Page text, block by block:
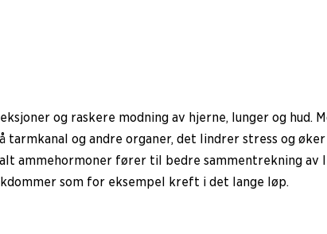
og raskere modning av hjerne, lunger og hud.
og andre organer, det lindrer stress og
ammehormoner fører til bedre sammentrekning
som for eksempel kreft i det lange løp.